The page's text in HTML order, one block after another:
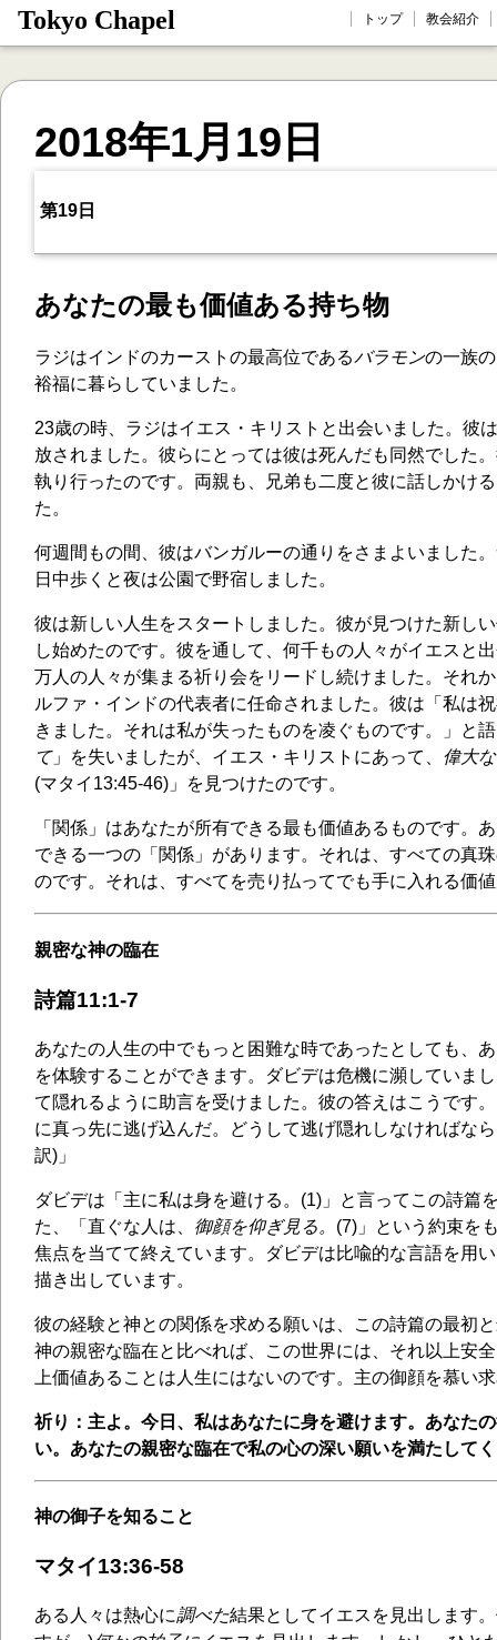
Tokyo Chapel トップ 教会紹介
2018年1月19日
第19日
あなたの最も価値ある持ち物
ラジはインドのカーストの最高位であるバラモンの一族
裕福に暮らしていました。
23歳の時、ラジはイエス・キリストと出会いました。彼
放されました。彼らにとっては彼は死んだも同然でした
執り行ったのです。両親も、兄弟も二度と彼に話しかけ
た。
何週間もの間、彼はバンガルーの通りをさまよいました
日中歩くと夜は公園で野宿しました。
彼は新しい人生をスタートしました。彼が見つけた新し
し始めたのです。彼を通して、何千もの人々がイエスと
万人の人々が集まる祈り会をリードし続けました。それ
ルファ・インドの代表者に任命されました。彼は「私は
きました。それは私が失ったものを凌ぐものです。」と
て」を失いましたが、イエス・キリストにあって、 偉大
(マタイ13:45-46)」を見つけたのです。
「関係」はあなたが所有できる最も価値あるものです。
できる一つの「関係」があります。それは、すべての真
のです。それは、すべてを売り払ってでも手に入れる価
親密な神の臨在
詩篇11:1-7
あなたの人生の中でもっと困難な時であったとしても、
を体験することができます。ダビデは危機に瀕していま
て隠れるように助言を受けました。彼の答えはこうです
に真っ先に逃げ込んだ。どうして逃げ隠れしなければな
訳)」
ダビデは「主に私は身を避ける。(1)」と言ってこの詩篇
た、「直ぐな人は、 御顔を仰ぎ見る。 (7)」という約束を
焦点を当てて終えています。ダビデは比喩的な言語を用
描き出しています。
彼の経験と神との関係を求める願いは、この詩篇の最初
神の親密な臨在と比べれば、この世界には、それ以上安
上価値あることは人生にはないのです。主の御顔を慕い
祈り：主よ。今日、私はあなたに身を避けます。あなた
い。あなたの親密な臨在で私の心の深い願いを満たして
神の御子を知ること
マタイ13:36-58
ある人々は熱心に調べた結果としてイエスを見出します